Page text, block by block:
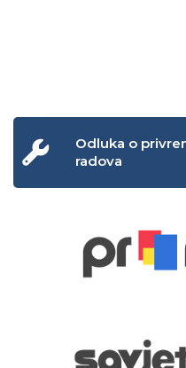
Odluka o
radova